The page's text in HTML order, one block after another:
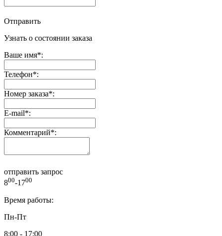
Отправить
Узнать о состоянии заказа
Ваше имя*:
Телефон*:
Номер заказа*:
E-mail*:
Комментарий*:
отправить запрос
800-1700
Время работы:
Пн-Пт
8:00 - 17:00